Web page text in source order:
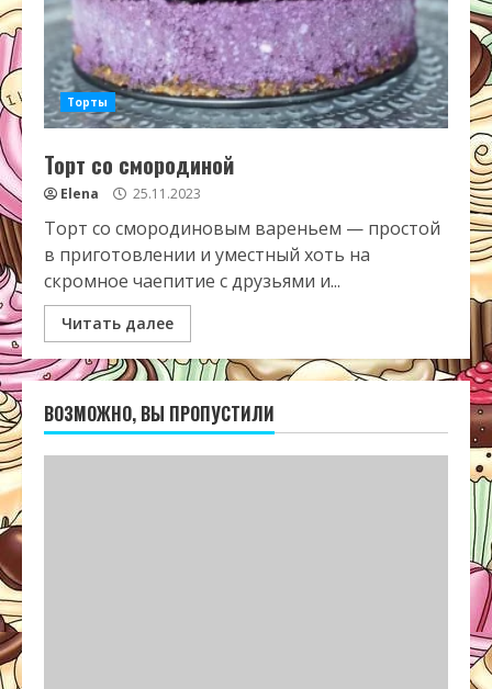
Торты
Торт со смородиной
Elena 25.11.2023
Торт со смородиновым вареньем — простой
в приготовлении и уместный хоть на
скромное чаепитие с друзьями и...
Читать далее
ВОЗМОЖНО, ВЫ ПРОПУСТИЛИ